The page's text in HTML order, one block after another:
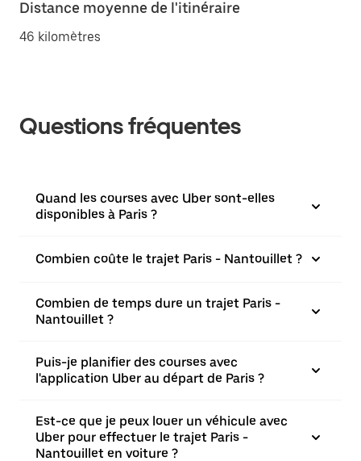
Distance moyenne de l'itinéraire
46 kilomètres
Questions fréquentes
Quand les courses avec Uber sont-elles
disponibles à Paris ?
Combien coûte le trajet Paris - Nantouillet ?
Combien de temps dure un trajet Paris -
Nantouillet ?
Puis-je planifier des courses avec
l'application Uber au départ de Paris ?
Est-ce que je peux louer un véhicule avec
Uber pour effectuer le trajet Paris -
Nantouillet en voiture ?